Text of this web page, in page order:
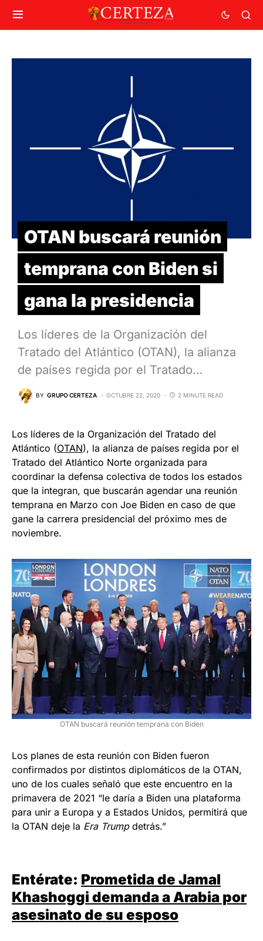
OTAN buscará reunión
temprana con Biden si
gana la presidencia
Los líderes de la Organización del
Tratado del Atlántico (OTAN), la alianza
de países regida por el Tratado…
BY GRUPO CERTEZA OCTUBRE 22, 2020 2 MINUTE READ
Los líderes de la Organización del Tratado del
Atlántico (OTAN), la alianza de países regida por el
Tratado del Atlántico Norte organizada para
coordinar la defensa colectiva de todos los estados
que la integran, que buscarán agendar una reunión
temprana en Marzo con Joe Biden en caso de que
gane la carrera presidencial del próximo mes de
noviembre.
OTAN buscará reunión temprana con Biden
Los planes de esta reunión con Biden fueron
confirmados por distintos diplomáticos de la OTAN,
uno de los cuales señaló que este encuentro en la
primavera de 2021 “le daría a Biden una plataforma
para unir a Europa y a Estados Unidos, permitirá que
la OTAN deje la Era Trumpdetrás.”
Entérate: Prometida de Jamal
Khashoggi demanda a Arabia por
asesinato de su esposo